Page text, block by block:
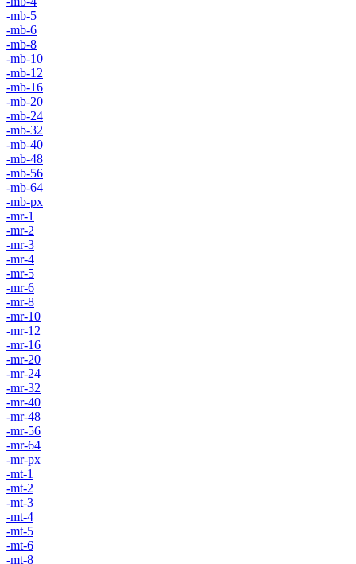
-mb-5
-mb-6
-mb-8
-mb-10
-mb-12
-mb-16
-mb-20
-mb-24
-mb-32
-mb-40
-mb-48
-mb-56
-mb-64
-mb-px
-mr-1
-mr-2
-mr-3
-mr-4
-mr-5
-mr-6
-mr-8
-mr-10
-mr-12
-mr-16
-mr-20
-mr-24
-mr-32
-mr-40
-mr-48
-mr-56
-mr-64
-mr-px
-mt-1
-mt-2
-mt-3
-mt-4
-mt-5
-mt-6
-mt-8